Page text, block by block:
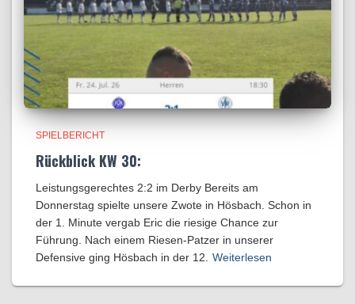
SPIELBERICHT
Rückblick KW 30:
Leistungsgerechtes 2:2 im Derby Bereits am
Donnerstag spielte unsere Zwote in Hösbach. Schon in
der 1. Minute vergab Eric die riesige Chance zur
Führung. Nach einem Riesen-Patzer in unserer
Defensive ging Hösbach in der 12.
Weiterlesen